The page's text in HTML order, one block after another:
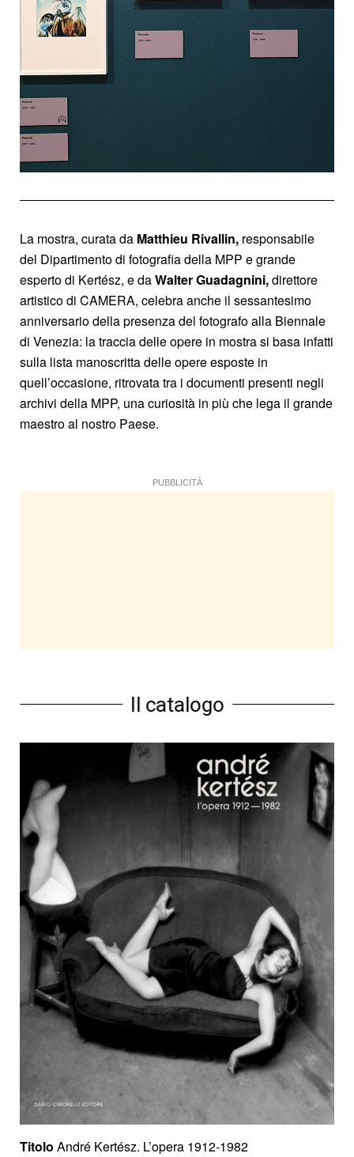
La mostra, curata da Matthieu Rivallin, responsabile
del Dipartimento di fotografia della MPP e grande
esperto di Kertész, e daWalter Guadagnini,direttore
artistico di CAMERA, celebra anche il sessantesimo
anniversario della presenza del fotografo alla Biennale
di Venezia: la traccia delle opere in mostra si basa infatti
sulla lista manoscritta delle opere esposte in
quell’occasione, ritrovata tra i documenti presenti negli
archivi della MPP, una curiosità in più che lega il grande
maestro al nostro Paese.
PUBBLICITÀ
Il catalogo
Titolo André Kertész. L’opera 1912-1982